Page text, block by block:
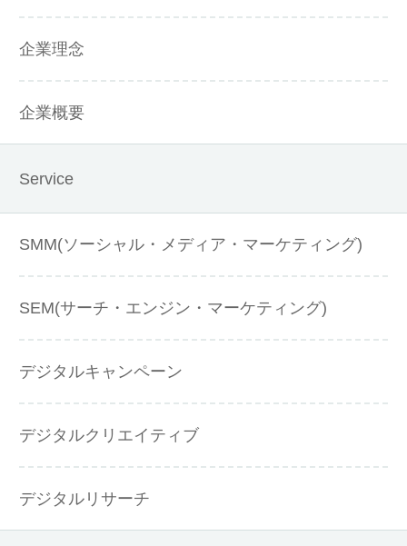
企業理念
企業概要
Service
SMM(ソーシャル・メディア・マーケティング)
SEM(サーチ・エンジン・マーケティング)
デジタルキャンペーン
デジタルクリエイティブ
デジタルリサーチ